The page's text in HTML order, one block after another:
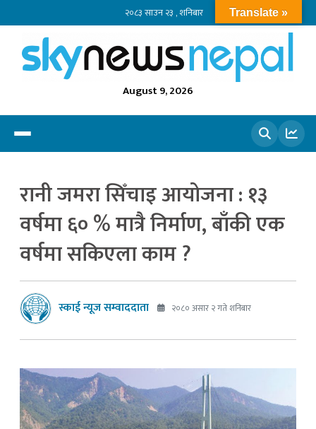
२०८३ साउन २३ , शनिबार
August 9, 2026
रानी जमरा सिँचाइ आयोजना : १३
वर्षमा ६० % मात्रै निर्माण, बाँकी एक
वर्षमा सकिएला काम ?
स्काई न्यूज सम्वाददाता २०८० असार २ गते शनिबार
Translate »